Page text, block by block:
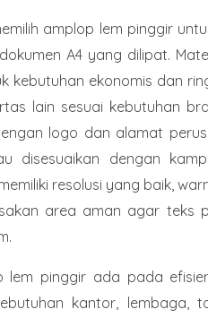
amplop lem pinggir
A4 yang dilipat.
kebutuhan ekonomis dan
lain sesuai kebutuhan
logo dan alamat
disesuaikan dengan
resolusi yang baik,
area aman agar teks
lem pinggir ada pada
kantor, lembaga,